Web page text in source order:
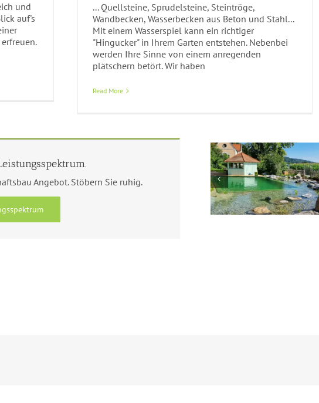
und
auf's
... Quellsteine, Sprudelsteine, Steintröge,
Wandbecken, Wasserbecken aus Beton und Stahl...
Mit einem Wasserspiel kann ein richtiger
"Hingucker" in Ihrem Garten entstehen. Nebenbei
werden Ihre Sinne von einem anregenden
plätschern betört. Wir haben
Read More
Angebot. Stöbern Sie ruhig.Schwimmteich mit
Neubau Quartier Lena-
Christ-Strasse in
Rosenheim